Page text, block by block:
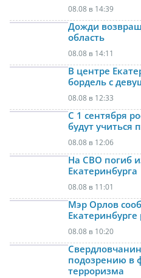
08.08 в 14:39
Дожди
область
08.08 в 14:11
В центре
бордель с
08.08 в 12:33
С 1 сентября
будут учиться
08.08 в 12:06
На СВО погиб
Екатеринбурга
08.08 в 11:01
Мэр Орлов
08.08 в 10:20
подозрению в
терроризма